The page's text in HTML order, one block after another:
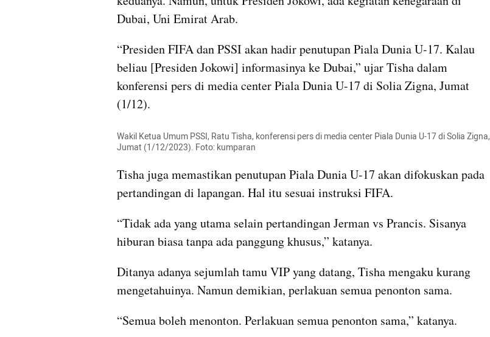
Dubai, Uni Emirat Arab.
“Presiden FIFA dan PSSI akan hadir penutupan Piala Dunia U-17. Kalau
beliau [Presiden Jokowi] informasinya ke Dubai,” ujar Tisha dalam
konferensi pers di media center Piala Dunia U-17 di Solia Zigna, Jumat
(1/12).
Wakil Ketua Umum PSSI, Ratu Tisha, konferensi pers di media center Piala Dunia U-17 di Solia Zigna,
Jumat (1/12/2023). Foto: kumparan
Tisha juga memastikan penutupan Piala Dunia U-17 akan difokuskan pada
pertandingan di lapangan. Hal itu sesuai instruksi FIFA.
“Tidak ada yang utama selain pertandingan Jerman vs Prancis. Sisanya
hiburan biasa tanpa ada panggung khusus,” katanya.
Ditanya adanya sejumlah tamu VIP yang datang, Tisha mengaku kurang
mengetahuinya. Namun demikian, perlakuan semua penonton sama.
“Semua boleh menonton. Perlakuan semua penonton sama,” katanya.